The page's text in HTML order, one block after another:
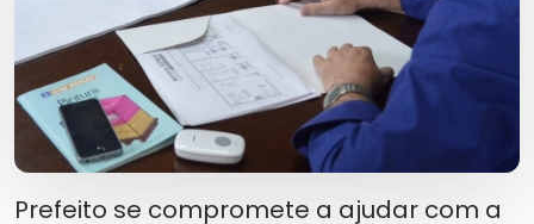
Prefeito se compromete a ajudar com a